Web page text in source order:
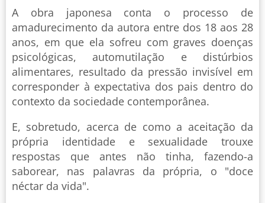
A obra japonesa conta o processo de
amadurecimento da autora entre dos 18 aos 28
anos, em que ela sofreu com graves doenças
psicológicas, automutilação e distúrbios
alimentares, resultado da pressão invisível em
corresponder à expectativa dos pais dentro do
contexto da sociedade contemporânea.
E, sobretudo, acerca de como a aceitação da
própria identidade e sexualidade trouxe
respostas que antes não tinha, fazendo-a
saborear, nas palavras da própria, o "doce
néctar da vida".